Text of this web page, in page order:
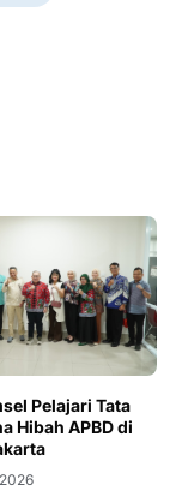
Pelajari Tata
Hibah APBD di